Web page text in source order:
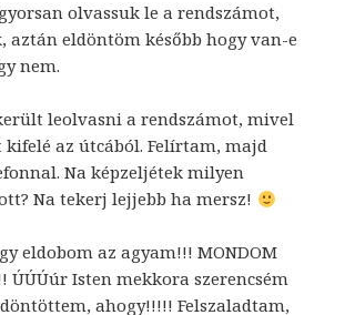
olvassuk le a rendszámot,
aztán eldöntöm később hogy van-e
nem.
leolvasni a rendszámot, mivel
kifelé az útcából. Felírtam, majd
Na képzeljétek milyen
Na tekerj lejjebb ha mersz!
eldobom az agyam!!! MONDOM
ÚÚÚúr Isten mekkora szerencsém
ahogy!!!!! Felszaladtam,